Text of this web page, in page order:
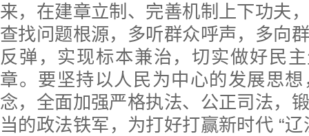
来，在建章立制、完善机制上下功夫
查找问题根源，多听群众呼声，多向
反弹，实现标本兼治，切实做好民
章。要坚持以人民为中心的发展思
念，全面加强严格执法、公正司法，
当的政法铁军，为打好打赢新时代 “